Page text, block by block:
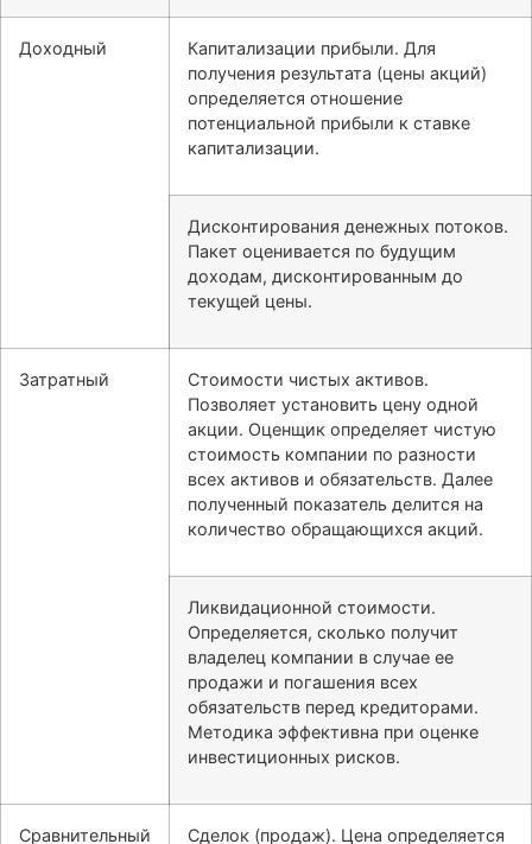
Доходный
Капитализации прибыли. Для
получения результата (цены акций)
определяется отношение
потенциальной прибыли к ставке
капитализации.
Дисконтирования денежных потоков.
Пакет оценивается по будущим
доходам, дисконтированным до
текущей цены.
Затратный
Стоимости чистых активов.
Позволяет установить цену одной
акции. Оценщик определяет чистую
стоимость компании по разности
всех активов и обязательств. Далее
полученный показатель делится на
количество обращающихся акций.
Ликвидационной стоимости.
Определяется, сколько получит
владелец компании в случае ее
продажи и погашения всех
обязательств перед кредиторами.
Методика эффективна при оценке
инвестиционных рисков.
Сравнительный
Сделок (продаж). Цена определяется